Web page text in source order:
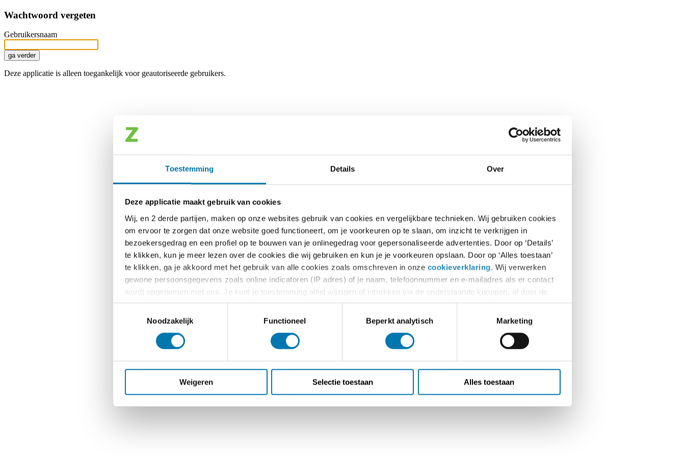
Toestemming Details Over
Deze applicatie maakt gebruik van cookies
Wij, en 2 derde partijen, maken op onze websites gebruik van cookies en vergelijkbare technieken. Wij gebruiken cookies
om ervoor te zorgen dat onze website goed functioneert, om je voorkeuren op te slaan, om inzicht te verkrijgen in
bezoekersgedrag en een profiel op te bouwen van je onlinegedrag voor gepersonaliseerde advertenties. Door op ‘Details’
te klikken, kun je meer lezen over de cookies die wij gebruiken en kun je je voorkeuren opslaan. Door op ‘Alles toestaan’
te klikken, ga je akkoord met het gebruik van alle cookies zoals omschreven in onze cookieverklaring. Wij verwerken
gewone persoonsgegevens zoals online indicatoren (IP adres) of je naam, telefoonnummer en e-mailadres als er contact
wordt opgenomen met ons. Je kunt je toestemming altijd wijzigen of intrekken via de onderstaande knoppen, of door de
zwevende knop linksonder te gebruiken.
Noodzakelijk
Functioneel Beperkt analytisch Marketing
Weigeren Selectie toestaan Alles toestaan
Wachtwoord vergeten
Gebruikersnaam
Deze applicatie is alleen toegankelijk voor geautoriseerde gebruikers.